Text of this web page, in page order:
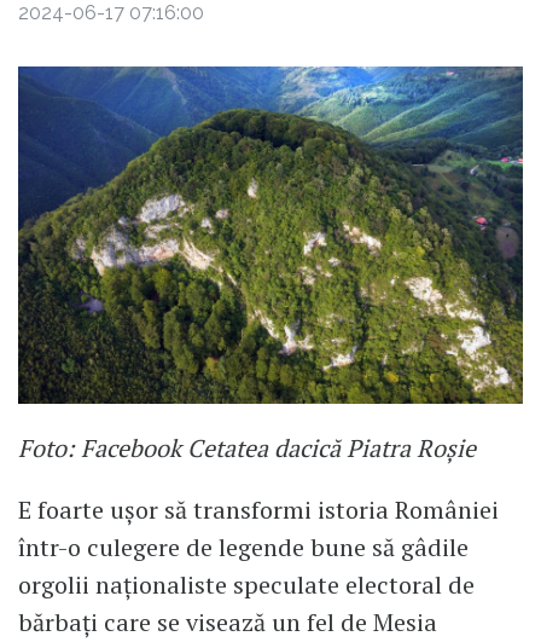
2024-06-17 07:16:00
Foto: Facebook Cetatea dacică Piatra Roșie
E foarte uşor să transformi istoria României
într-o culegere de legende bune să gâdile
orgolii naţionaliste speculate electoral de
bărbaţi care se visează un fel de Mesia